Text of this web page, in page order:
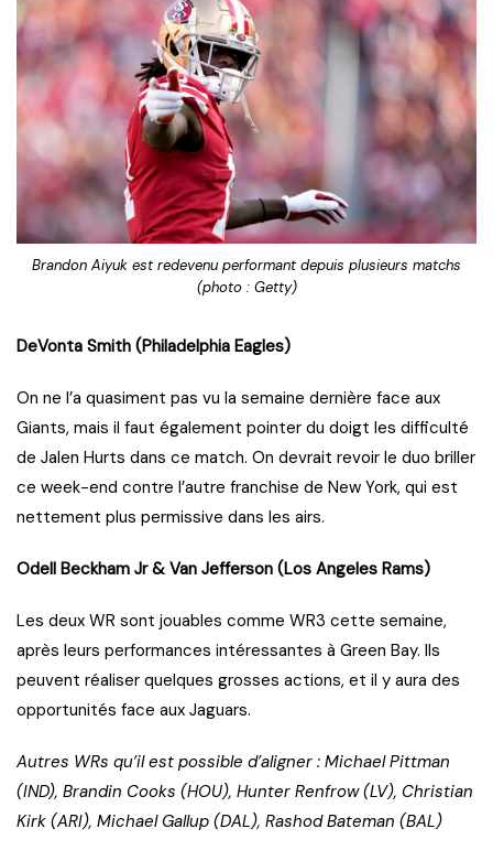
Brandon Aiyuk est redevenu performant depuis plusieurs matchs
(photo : Getty)
DeVonta Smith (Philadelphia Eagles)
On ne l’a quasiment pas vu la semaine dernière face aux
Giants, mais il faut également pointer du doigt les difficulté
de Jalen Hurts dans ce match. On devrait revoir le duo briller
ce week-end contre l’autre franchise de New York, qui est
nettement plus permissive dans les airs.
Odell Beckham Jr & Van Jefferson (Los Angeles Rams)
Les deux WR sont jouables comme WR3 cette semaine,
après leurs performances intéressantes à Green Bay. Ils
peuvent réaliser quelques grosses actions, et il y aura des
opportunités face aux Jaguars.
Autres WRs qu’il est possible d’aligner : Michael Pittman
(IND), Brandin Cooks (HOU), Hunter Renfrow (LV), Christian
Kirk (ARI), Michael Gallup (DAL), Rashod Bateman (BAL)